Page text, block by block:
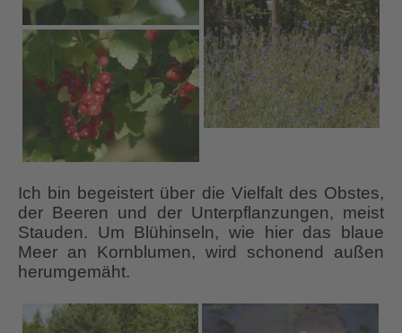
Ich bin begeistert über die Vielfalt des Obstes,
der Beeren und der Unterpflanzungen, meist
Stauden. Um Blühinseln, wie hier das blaue
Meer an Kornblumen, wird schonend außen
herumgemäht.